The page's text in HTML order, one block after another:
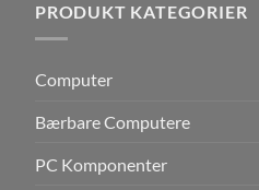
PRODUKT KATEGORIER
Computer
Bærbare Computere
PC Komponenter